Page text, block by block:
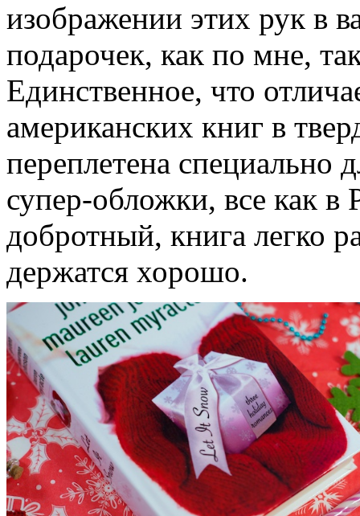
изображении этих рук в
подарочек, как по мне,
Единственное, что
американских книг в
переплетена специально
супер-обложки, все как
добротный, книга легко
держатся хорошо.